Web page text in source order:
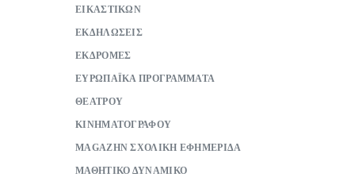
ΕΙΚΑΣΤΙΚΩΝ
ΕΚΔΗΛΩΣΕΙΣ
ΕΚΔΡΟΜΕΣ
ΕΥΡΩΠΑΪΚΑ ΠΡΟΓΡΑΜΜΑΤΑ
ΘΕΑΤΡΟΥ
ΚΙΝΗΜΑΤΟΓΡΑΦΟΥ
ΜAGAZHN ΣΧΟΛΙΚΗ ΕΦΗΜΕΡΙΔΑ
ΜΑΘΗΤΙΚΟ ΔΥΝΑΜΙΚΟ